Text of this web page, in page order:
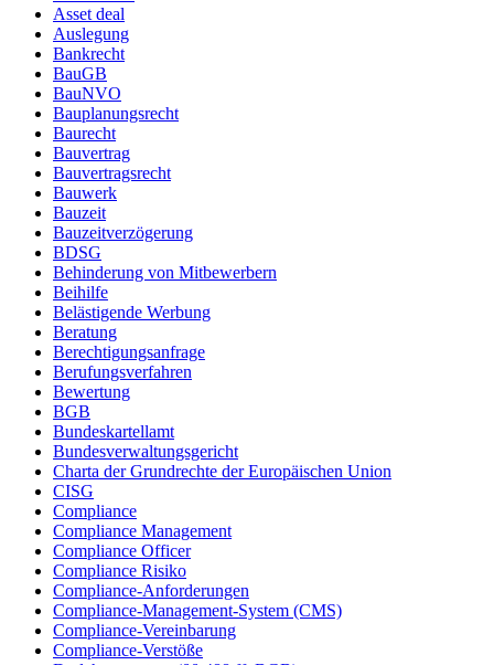
Asset deal
Auslegung
Bankrecht
BauGB
BauNVO
Bauplanungsrecht
Baurecht
Bauvertrag
Bauvertragsrecht
Bauwerk
Bauzeit
Bauzeitverzögerung
BDSG
Behinderung von Mitbewerbern
Beihilfe
Belästigende Werbung
Beratung
Berechtigungsanfrage
Berufungsverfahren
Bewertung
BGB
Bundeskartellamt
Bundesverwaltungsgericht
Charta der Grundrechte der Europäischen Union
CISG
Compliance
Compliance Management
Compliance Officer
Compliance Risiko
Compliance-Anforderungen
Compliance-Management-System (CMS)
Compliance-Vereinbarung
Compliance-Verstöße